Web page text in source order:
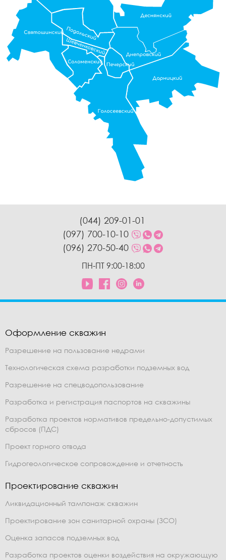
(044) 209-01-01
(097) 700-10-10
(096) 270-50-40
ПН-ПТ 9:00-18:00
Оформление скважин
Разрешение на пользование недрами
Технологическая схема разработки подземных вод
Разрешение на спецводопользование
Разработка и регистрация паспортов на скважины
Разработка проектов нормативов предельно-допустимых
сбросов (ПДС)
Проект горного отвода
Гидрогеологическое сопровождение и отчетность
Проектирование скважин
Ликвидационный тампонаж скважин
Проектирование зон санитарной охраны (ЗСО)
Оценка запасов подземных вод
Разработка проектов оценки воздействия на окружающую